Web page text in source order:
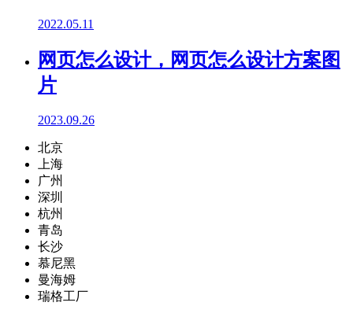
2022.05.11
网页怎么设计，网页怎么设计方案图
片
2023.09.26
北京
上海
广州
深圳
杭州
青岛
长沙
慕尼黑
曼海姆
瑞格工厂